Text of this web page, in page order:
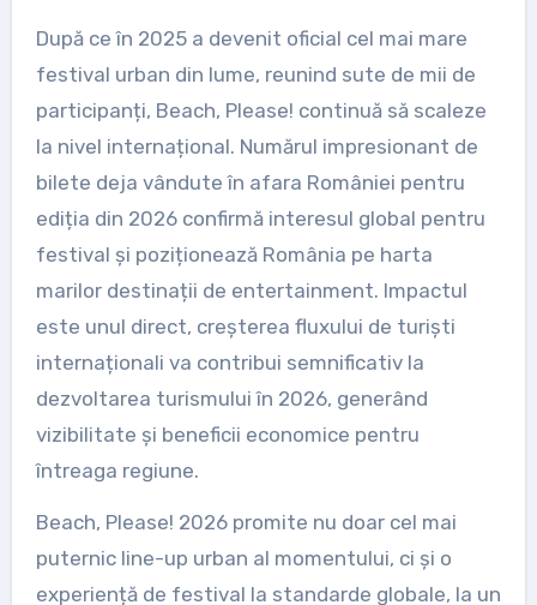
După ce în 2025 a devenit oficial cel mai mare
festival urban din lume, reunind sute de mii de
participanți, Beach, Please! continuă să scaleze
la nivel internațional. Numărul impresionant de
bilete deja vândute în afara României pentru
ediția din 2026 confirmă interesul global pentru
festival și poziționează România pe harta
marilor destinații de entertainment. Impactul
este unul direct, creșterea fluxului de turiști
internaționali va contribui semnificativ la
dezvoltarea turismului în 2026, generând
vizibilitate și beneficii economice pentru
întreaga regiune.
Beach, Please! 2026 promite nu doar cel mai
puternic line-up urban al momentului, ci și o
experiență de festival la standarde globale, la un